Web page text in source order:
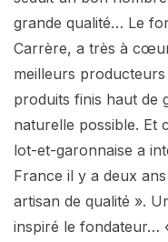
grande qualité… Le
Carrère, a très à
meilleurs
produits finis haut de
naturelle possible. Et
lot-et-garonnaise a
France il y a deux
artisan de qualité ».
inspiré le fondateur…